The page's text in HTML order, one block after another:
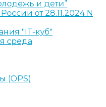
и дети”
от 28.11.2024 N
"IT-куб"
среда
(OPS)